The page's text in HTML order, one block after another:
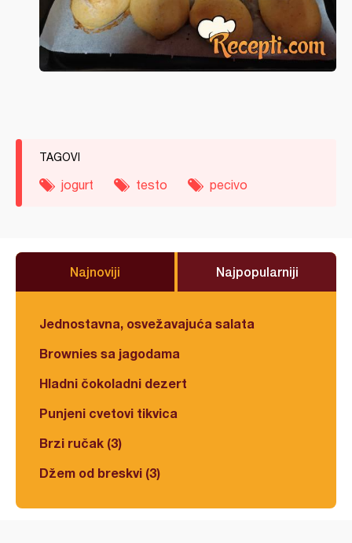
TAGOVI
jogurt testo pecivo
Najnoviji Najpopularniji
Jednostavna, osvežavajuća salata
Brownies sa jagodama
Hladni čokoladni dezert
Punjeni cvetovi tikvica
Brzi ručak (3)
Džem od breskvi (3)